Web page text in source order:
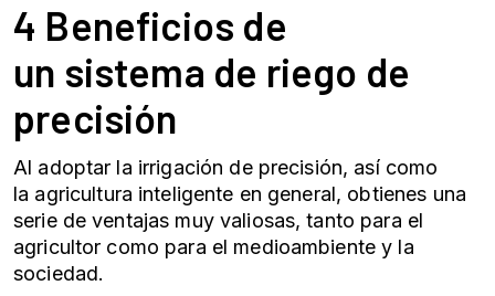
4 Beneficios de
un sistema de riego de
precisión
Al adoptar la irrigación de precisión, así como
la agricultura inteligente en general, obtienes una
serie de ventajas muy valiosas, tanto para el
agricultor como para el medioambiente y la
sociedad.